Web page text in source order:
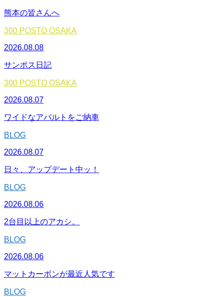
熊本の皆さんへ
300 POSTO OSAKA
2026.08.08
サンポス日記
300 POSTO OSAKA
2026.08.07
ワイドなアバルトをご納車
BLOG
2026.08.07
日々、アップデート中ッ！
BLOG
2026.08.06
2台目以上のアカシ。
BLOG
2026.08.06
マットカーボンが最近人気です
BLOG